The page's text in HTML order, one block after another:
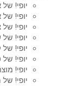
יופי! של
יופי!
יופי! של
יופי!
יופי!
יופי! של
יופי!
יופי!